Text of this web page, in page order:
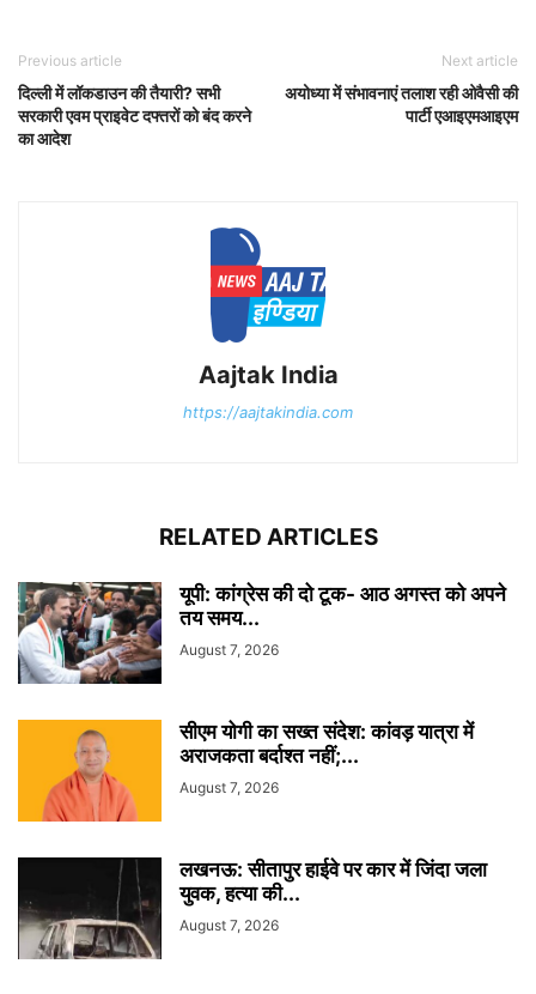
Previous article
दिल्ली में लॉकडाउन की तैयारी? सभी
सरकारी एवम प्राइवेट दफ्तरों को बंद करने
का आदेश
Next article
अयोध्या में संभावनाएं तलाश रही ओवैसी की
पार्टी एआइएमआइएम
Aajtak India
https://aajtakindia.com
RELATED ARTICLES
यूपी: कांग्रेस की दो टूक- आठ अगस्त को अपने
तय समय...
August 7, 2026
सीएम योगी का सख्त संदेश: कांवड़ यात्रा में
अराजकता बर्दाश्त नहीं;...
August 7, 2026
लखनऊ: सीतापुर हाईवे पर कार में जिंदा जला
युवक, हत्या की...
August 7, 2026